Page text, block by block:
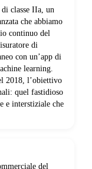
classe IIa, un
che abbiamo
continuo del
di
con un’app di
learning.
2018, l’obiettivo
quel fastidioso
e interstiziale che
del